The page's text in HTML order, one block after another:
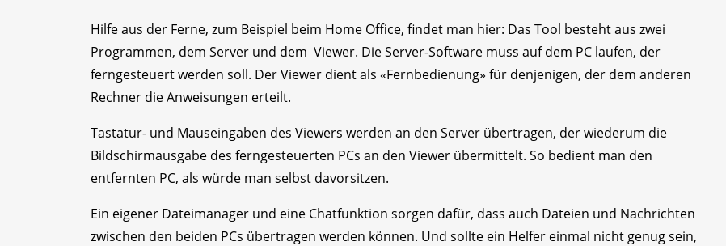
Hilfe aus der Ferne, zum Beispiel beim Home Office, findet man hier: Das Tool besteht aus zwei
Programmen, dem Server und dem Viewer. Die Server-Software muss auf dem PC laufen, der
ferngesteuert werden soll. Der Viewer dient als «Fernbedienung» für denjenigen, der dem anderen
Rechner die Anweisungen erteilt.
Tastatur- und Mauseingaben des Viewers werden an den Server übertragen, der wiederum die
Bildschirmausgabe des ferngesteuerten PCs an den Viewer übermittelt. So bedient man den
entfernten PC, als würde man selbst davorsitzen.
Ein eigener Dateimanager und eine Chatfunktion sorgen dafür, dass auch Dateien und Nachrichten
zwischen den beiden PCs übertragen werden können. Und sollte ein Helfer einmal nicht genug sein,